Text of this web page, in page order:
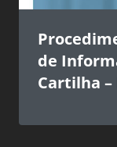
de
Cartilha –